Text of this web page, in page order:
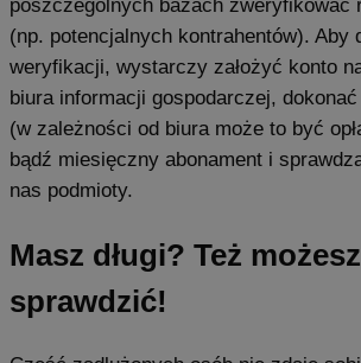
poszczególnych bazach zweryfikować
(np. potencjalnych kontrahentów). Aby
weryfikacji, wystarczy założyć konto
biura informacji gospodarczej,
(w zależności od biura może to być
bądź miesięczny abonament i
nas podmioty.
Masz długi? Też
sprawdzić!